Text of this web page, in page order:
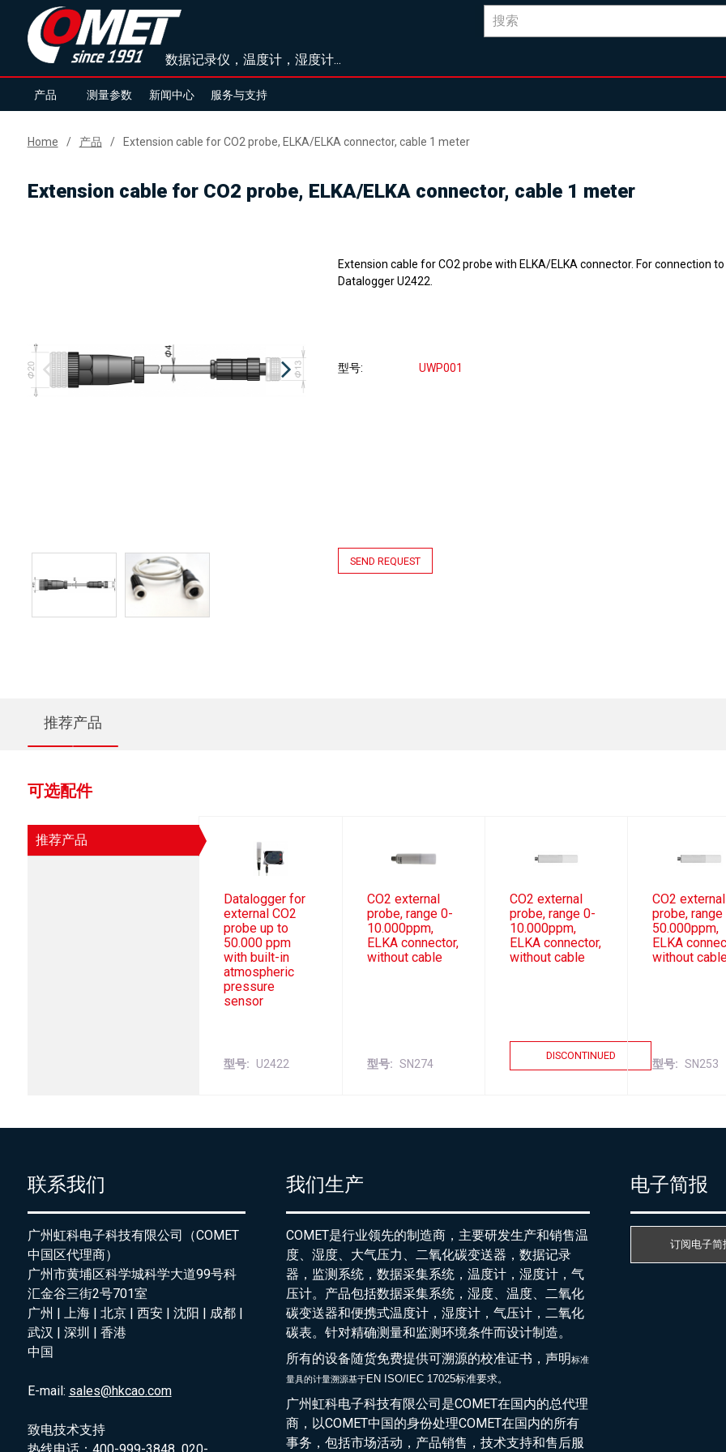
数据记录仪，温度计，湿度计...
产品 测量参数 新闻中心 服务与支持
Home 产品 Extension cable for CO2 probe, ELKA/ELKA connector, cable 1 meter
Extension cable for CO2 probe, ELKA/ELKA connector, cable 1 meter
Extension cable for CO2 probe with ELKA/ELKA connector. For connection
Datalogger U2422.
型号 UWP001
SEND REQUEST
推荐产品
可选配件
推荐产品
Datalogger for
external CO2
probe up to
50.000 ppm
with built-in
atmospheric
pressure
sensor
型号 U2422
CO2 external
probe, range 0-
10.000ppm,
ELKA connector,
without cable
型号 SN274
CO2 external
probe, range 0-
10.000ppm,
ELKA connector,
without cable
DISCONTINUED
CO2 external
probe, range
50.000ppm,
ELKA
without
型号 SN253
联系我们
广州虹科电子科技有限公司（COMET
中国区代理商）
广州市黄埔区科学城科学大道99号科
汇金谷三街2号701室
广州 | 上海 | 北京 | 西安 | 沈阳 | 成都 |
武汉 | 深圳 | 香港
中国
E-mail: sales@hkcao.com
致电技术支持
我们生产
COMET是行业领先的制造商，主要研发生产和销售温
度、湿度、大气压力、二氧化碳变送器，数据记录
器，监测系统，数据采集系统，温度计，湿度计，气
压计。产品包括数据采集系统，湿度、温度、二氧化
碳变送器和便携式温度计，湿度计，气压计，二氧化
碳表。针对精确测量和监测环境条件而设计制造。
所有的设备随货免费提供可溯源的校准证书，声明标准
量具的计量溯源基于EN ISO/IEC 17025标准要求。
广州虹科电子科技有限公司是COMET在国内的总代理
商，以COMET中国的身份处理COMET在国内的所有
事务，包括市场活动，产品销售，技术支持和售后服
电子简报
订阅电子简